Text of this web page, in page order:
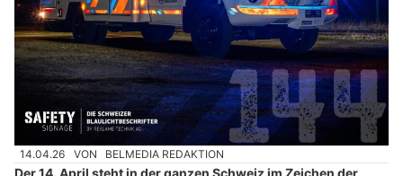
14.04.26 VON BELMEDIA REDAKTION
Der 14. April steht in der ganzen Schweiz im Zeichen der